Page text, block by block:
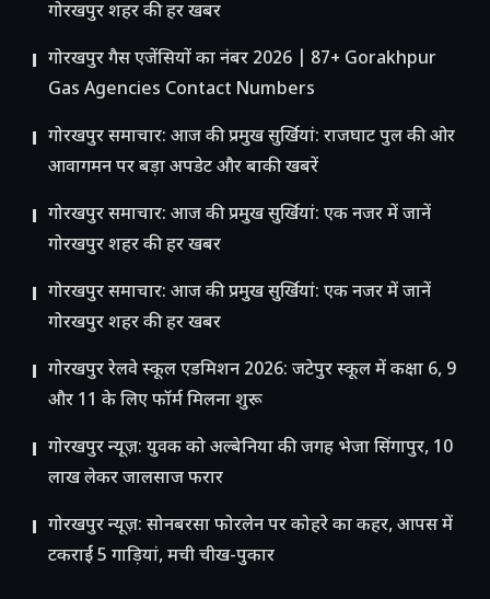
गोरखपुर शहर की हर खबर
गोरखपुर गैस एजेंसियों का नंबर 2026 | 87+ Gorakhpur
Gas Agencies Contact Numbers
गोरखपुर समाचार: आज की प्रमुख सुर्खियां: राजघाट पुल की ओर
आवागमन पर बड़ा अपडेट और बाकी खबरें
गोरखपुर समाचार: आज की प्रमुख सुर्खियां: एक नजर में जानें
गोरखपुर शहर की हर खबर
गोरखपुर समाचार: आज की प्रमुख सुर्खियां: एक नजर में जानें
गोरखपुर शहर की हर खबर
गोरखपुर रेलवे स्कूल एडमिशन 2026: जटेपुर स्कूल में कक्षा 6, 9
और 11 के लिए फॉर्म मिलना शुरू
गोरखपुर न्यूज़: युवक को अल्बेनिया की जगह भेजा सिंगापुर, 10
लाख लेकर जालसाज फरार
गोरखपुर न्यूज़: सोनबरसा फोरलेन पर कोहरे का कहर, आपस में
टकराईं 5 गाड़ियां, मची चीख-पुकार